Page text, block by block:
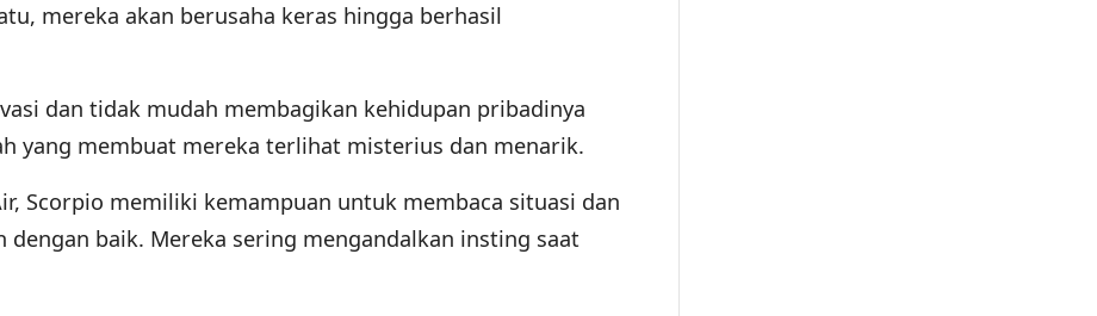
mereka akan berusaha keras hingga berhasil
dan tidak mudah membagikan kehidupan pribadinya
yang membuat mereka terlihat misterius dan menarik.
Scorpio memiliki kemampuan untuk membaca situasi dan
dengan baik. Mereka sering mengandalkan insting saat